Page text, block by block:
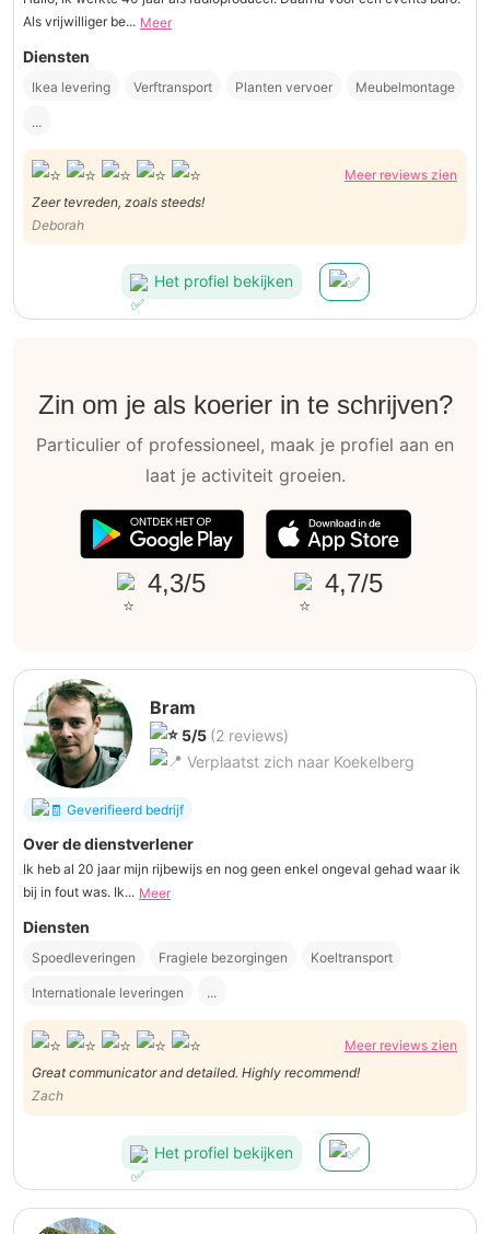
Als vrijwilliger be... Meer
Diensten
Ikea levering Verftransport Planten vervoer Meubelmontage
...
Meer reviews zien
Zeer tevreden, zoals steeds!
Deborah
Het profiel bekijken
Zin om je als koerier in te schrijven?
Particulier of professioneel, maak je profiel aan en
laat je activiteit groeien.
4,3/5 4,7/5
Bram
5/5 (2 reviews)
Verplaatst zich naar Koekelberg
Geverifieerd bedrijf
Over de dienstverlener
Ik heb al 20 jaar mijn rijbewijs en nog geen enkel ongeval gehad waar ik
bij in fout was. Ik... Meer
Diensten
Spoedleveringen Fragiele bezorgingen Koeltransport
Internationale leveringen ...
Meer reviews zien
Great communicator and detailed. Highly recommend!
Zach
Het profiel bekijken